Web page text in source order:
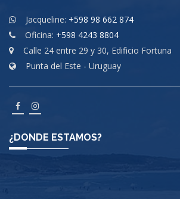
Jacqueline: +598 98 662 874
Oficina: +598 4243 8804
Calle 24 entre 29 y 30, Edificio Fortuna
Punta del Este - Uruguay
¿DONDE ESTAMOS?